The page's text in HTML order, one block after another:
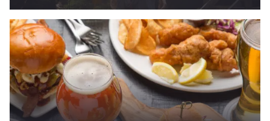
Cibo e bevande